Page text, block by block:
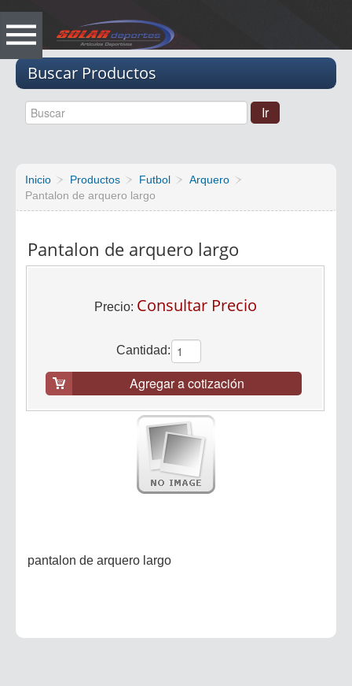
Buscar Productos
Inicio Productos Futbol
Arquero
Pantalon de arquero largo
Pantalon de arquero largo
Precio: Consultar Precio
Cantidad:
Agregar a cotización
pantalon de arquero largo